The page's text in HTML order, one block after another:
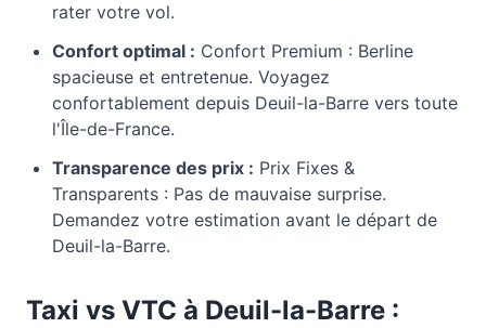
rater votre vol.
Confort optimal : Confort Premium : Berline
spacieuse et entretenue. Voyagez
confortablement depuis Deuil-la-Barre vers toute
l'Île-de-France.
Transparence des prix : Prix Fixes &
Transparents : Pas de mauvaise surprise.
Demandez votre estimation avant le départ de
Deuil-la-Barre.
Taxi vs VTC à Deuil-la-Barre :